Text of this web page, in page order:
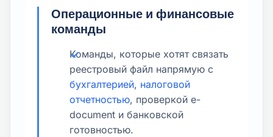
Операционные и финансовые
команды
Команды, которые хотят связать
реестровый файл напрямую с
бухгалтерией, налоговой
отчетностью, проверкой e-
document и банковской
готовностью.